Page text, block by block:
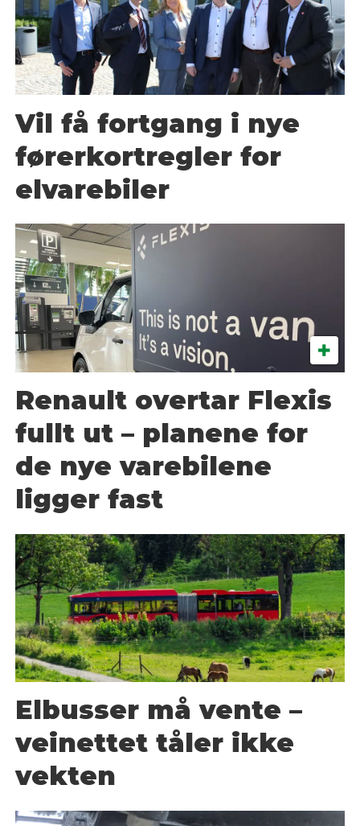
Vil få fortgang i nye
førerkortregler for
elvarebiler
Renault overtar Flexis
fullt ut – planene for
de nye varebilene
ligger fast
Elbusser må vente –
veinettet tåler ikke
vekten